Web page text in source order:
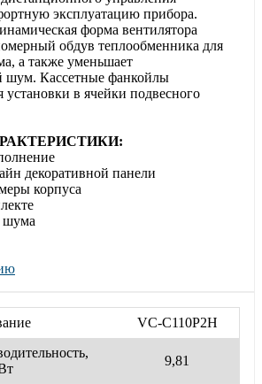
эксплуатацию прибора.
форма вентилятора
обдув теплообменника для
а также уменьшает
шум. Кассетные фанкойлы
установки в ячейки подвесного
декоративной панели
корпуса
шума
VC-C110P2H
9,81